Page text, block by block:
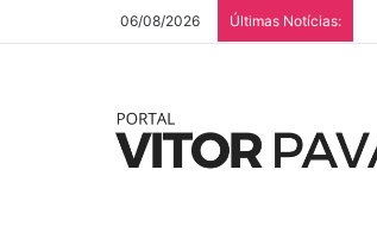
06/08/2026 Últimas Notícias: